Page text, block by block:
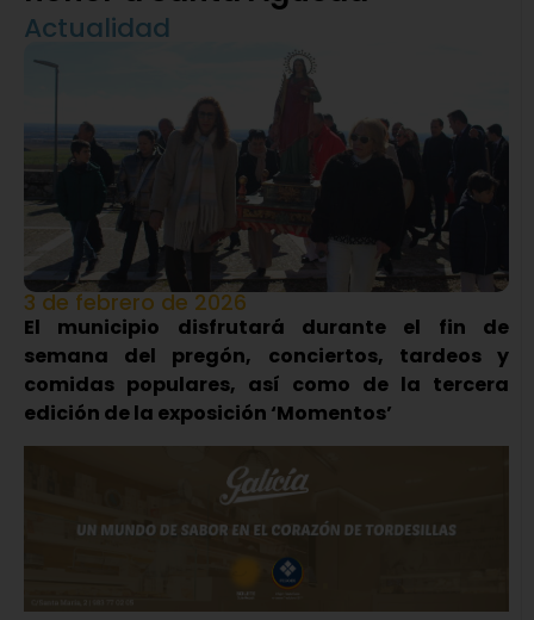
Actualidad
3 de febrero de 2026
El municipio disfrutará durante el fin de
semana del pregón, conciertos, tardeos y
comidas populares, así como de la tercera
edición de la exposición ‘Momentos’